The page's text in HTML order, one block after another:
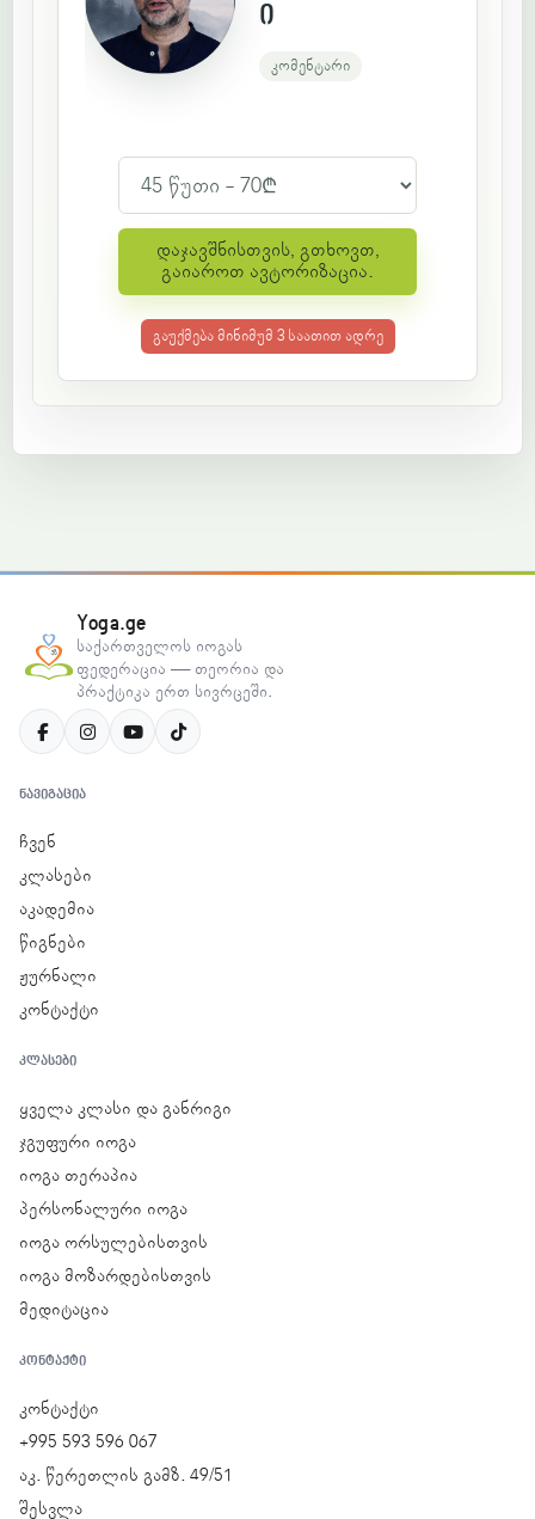
ი
დაჯავშნისთვის, გთხოვთ,
გაიაროთ ავტორიზაცია.
გაუქმება მინიმუმ 3 საათით ადრე
Yoga.ge
საქართველოს იოგას
ფედერაცია — თეორია და
პრაქტიკა ერთ სივრცეში.
ᲜᲐᲕᲘᲒᲐᲪᲘᲐ
ჩვენ
კლასები
აკადემია
წიგნები
ჟურნალი
კონტაქტი
ᲙᲚᲐᲡᲔᲑᲘ
ყველა კლასი და განრიგი
ჯგუფური იოგა
იოგა თერაპია
პერსონალური იოგა
იოგა ორსულებისთვის
იოგა მოზარდებისთვის
მედიტაცია
ᲙᲝᲜᲢᲐᲥᲢᲘ
კონტაქტი
+995 593 596 067
აკ. წერეთლის გამზ. 49/51
შესვლა